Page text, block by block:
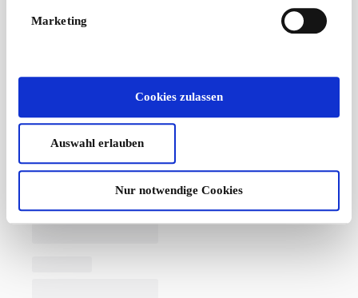
Marketing
Cookies zulassen
Auswahl erlauben
Nur notwendige Cookies